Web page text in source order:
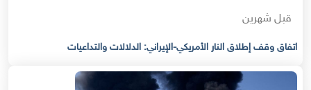
قبل شهرين
اتفاق وقف إطلاق النار الأمريكي-الإيراني: الدلالات والتداعيات